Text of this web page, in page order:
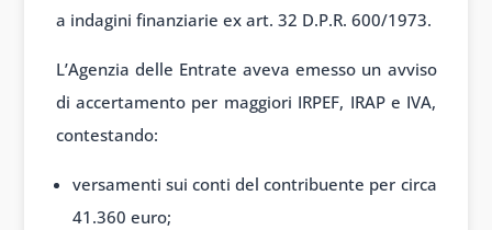
a indagini finanziarie ex art. 32 D.P.R. 600/1973.
L’Agenzia delle Entrate aveva emesso un avviso
di accertamento per maggiori IRPEF, IRAP e IVA,
contestando:
versamenti sui conti del contribuente per circa
41.360 euro;